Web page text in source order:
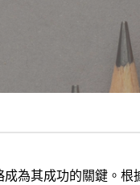
為其成功的關鍵。